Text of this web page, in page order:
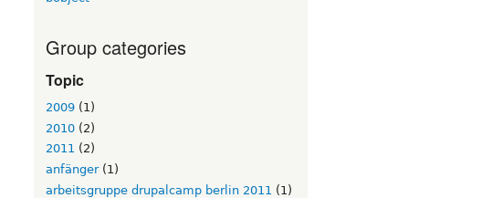
Group categories
Topic
2009 (1)
2010 (2)
2011 (2)
anfänger(1)
arbeitsgruppe drupalcamp berlin 2011 (1)